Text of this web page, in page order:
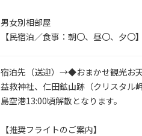
男女別相部屋
【民宿泊／食事：朝〇、昼〇、夕〇】
宿泊先（送迎）→◆おまかせ観光お
益救神社、仁田鉱山跡（クリスタル
島空港13:00頃解散となります。
【推奨フライトのご案内】